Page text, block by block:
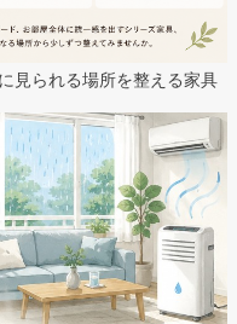
見られる場所を整える家具